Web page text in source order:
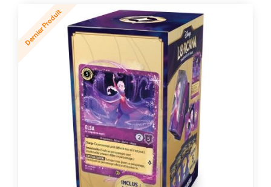
Dernier Produit